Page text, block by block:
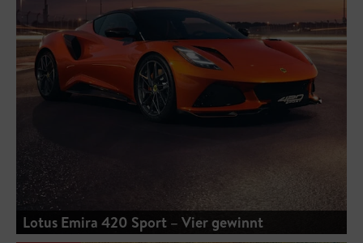
Lotus Emira 420 Sport – Vier gewinnt